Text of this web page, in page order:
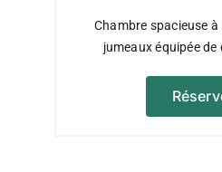
Chambre spacieuse
jumeaux équipée de